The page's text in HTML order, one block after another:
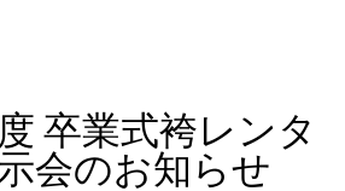
ラスト HOME
】展示会のお知らせ
卒業式袴レンタ
会のお知らせ